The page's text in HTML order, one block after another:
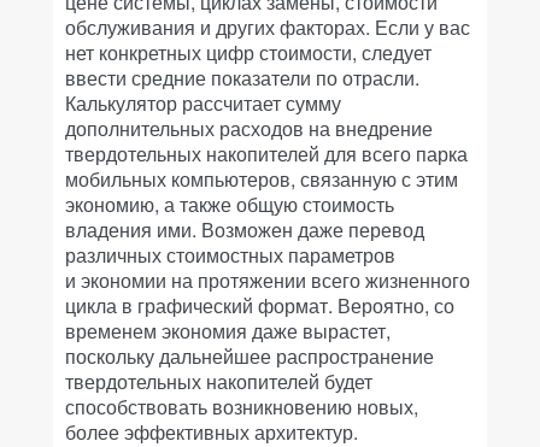
обслуживания и других факторах. Если у вас
нет конкретных цифр стоимости, следует
ввести средние показатели по отрасли.
Калькулятор рассчитает сумму
дополнительных расходов на внедрение
твердотельных накопителей для всего парка
мобильных компьютеров, связанную с этим
экономию, а также общую стоимость
владения ими. Возможен даже перевод
различных стоимостных параметров
и экономии на протяжении всего жизненного
цикла в графический формат. Вероятно, со
временем экономия даже вырастет,
поскольку дальнейшее распространение
твердотельных накопителей будет
способствовать возникновению новых,
более эффективных архитектур.